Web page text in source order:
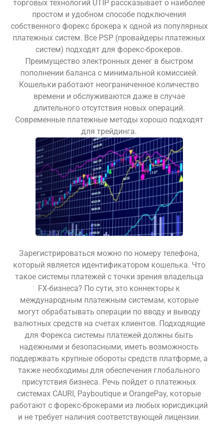
торговых технологий UTIP рассказывает о наиболее
простом и удобном способе подключения
собственного форекс брокера к одной из популярных
платежных систем. Все PSP (провайдеры платежных
систем) подходят для форекс-брокеров.
Преимущество электронных денег в быстром
пополнении баланса с минимальной комиссией.
Кошельки работают неограниченное количество
времени и обслуживаются даже в случае
длительного отсутствия новых операций.
Современные платежные методы хорошо подходят
для трейдинга.
Зарегистрироваться можно по номеру телефона,
который является идентификатором кошелька. Что
такое системы платежей с точки зрения владельца
FX-бизнеса? По сути, это коннекторы к
международным платежным системам, которые
могут обрабатывать операции по вводу и выводу
валютных средств на счетах клиентов. Подходящие
для Форекса системы платежей должны быть
надежными и безопасными, иметь возможность
поддержвать крупные обороты средств платформе, а
также необходимы для обеспечения глобального
присутствия бизнеса. Речь пойдет о платежных
системах CAURI, Payboutique и OrangePay, которые
работают с форекс-брокерами из любых юрисдикций
и не требует наличия соответствующей лицензии.